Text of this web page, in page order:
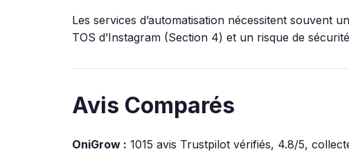
Les services d’automatisation nécessitent souvent
TOS d’Instagram (Section 4) et un risque de
Avis Comparés
OniGrow : 1015 avis Trustpilot vérifiés, 4.8/5,